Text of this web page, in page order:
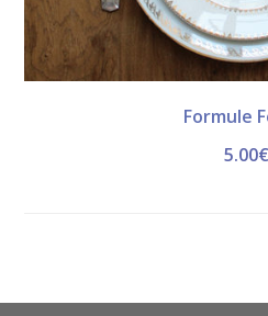
Formule
5.00€